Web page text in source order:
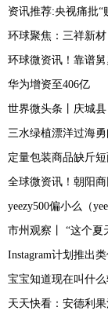
资讯推荐:央视痛批“
环球微资讯！靠谱舅
华为增资至406亿
世界微头条丨庆城
三水绿植漂洋过海
定量包装商品缺斤
全球微资讯！朝阳
yeezy500偏小么（
市州观察丨 “这个夏
Instagram计划推出
宝宝知道现在叫什